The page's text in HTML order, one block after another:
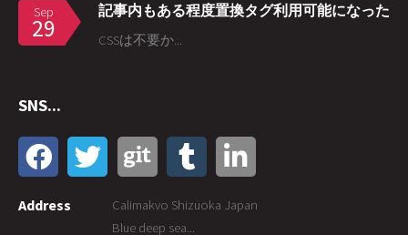
Sep
29
記事内もある程度置換タグ利用可能になった
CSSは不要か...
SNS...
Address
Calimakvo Shizuoka Japan
Blue deep sea...